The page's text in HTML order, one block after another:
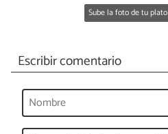
Sube la foto de tu plato
Escribir comentario